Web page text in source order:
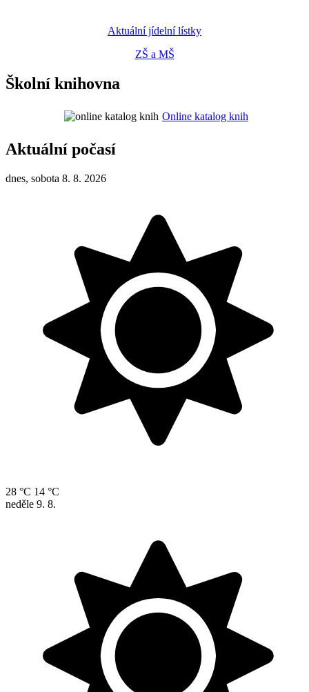
Aktuální jídelní lístky
ZŠ a MŠ
Školní knihovna
Online katalog knih
Aktuální počasí
dnes, sobota 8. 8. 2026
28 °C 14 °C
neděle 9. 8.